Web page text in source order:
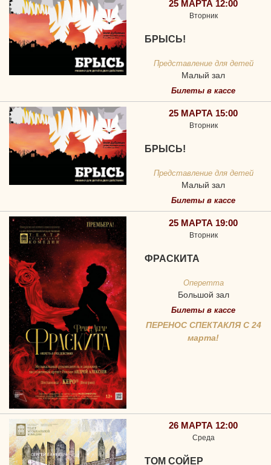
25 МАРТА 12:00
Вторник
БРЫСЬ!
Представление для детей
Малый зал
Билеты в кассе
25 МАРТА 15:00
Вторник
БРЫСЬ!
Представление для детей
Малый зал
Билеты в кассе
25 МАРТА 19:00
Вторник
ФРАСКИТА
Оперетта
Большой зал
Билеты в кассе
ПЕРЕНОС СПЕКТАКЛЯ С 24
марта!
26 МАРТА 12:00
Среда
ТОМ СОЙЕР